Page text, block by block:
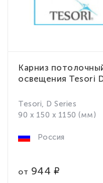
Карниз
освещения Tesori
Tesori, D Series
90 x 150 x 1150 (мм)
Россия
от 944